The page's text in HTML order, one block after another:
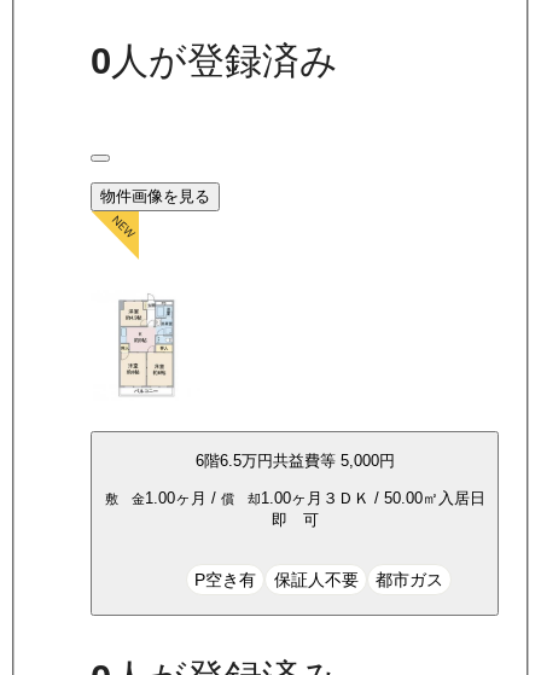
0 人が登録済み
物件画像を見る
6階6.5万円共益費等 5,000円
敷 金1.00ヶ月 / 償 却1.00ヶ月 ３ＤＫ / 50.00㎡ 入居日
即 可
P空き有 保証人不要 都市ガス